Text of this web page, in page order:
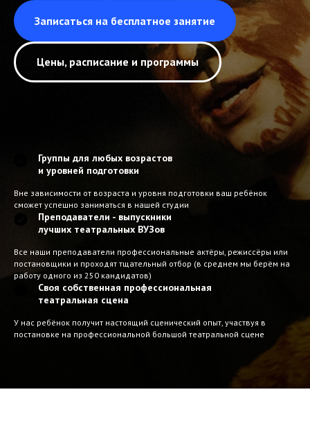
Записаться на бесплатное занятие
Цены, расписание и программы
Группы для любых возрастов
и уровней подготовки
Вне зависимости от возраста и уровня подготовки ваш ребёнок
сможет успешно заниматься в нашей студии
Преподаватели - выпускники
лучших театральных ВУЗов
Все наши преподаватели профессиональные актёры, режиссёры или
постановщики и проходят тщательный отбор (в среднем мы берём на
работу одного из 250 кандидатов)
Своя собственная профессиональная
театральная сцена
У нас ребёнок получит настоящий сценический опыт, участвуя в
постановке на профессиональной большой театральной сцене